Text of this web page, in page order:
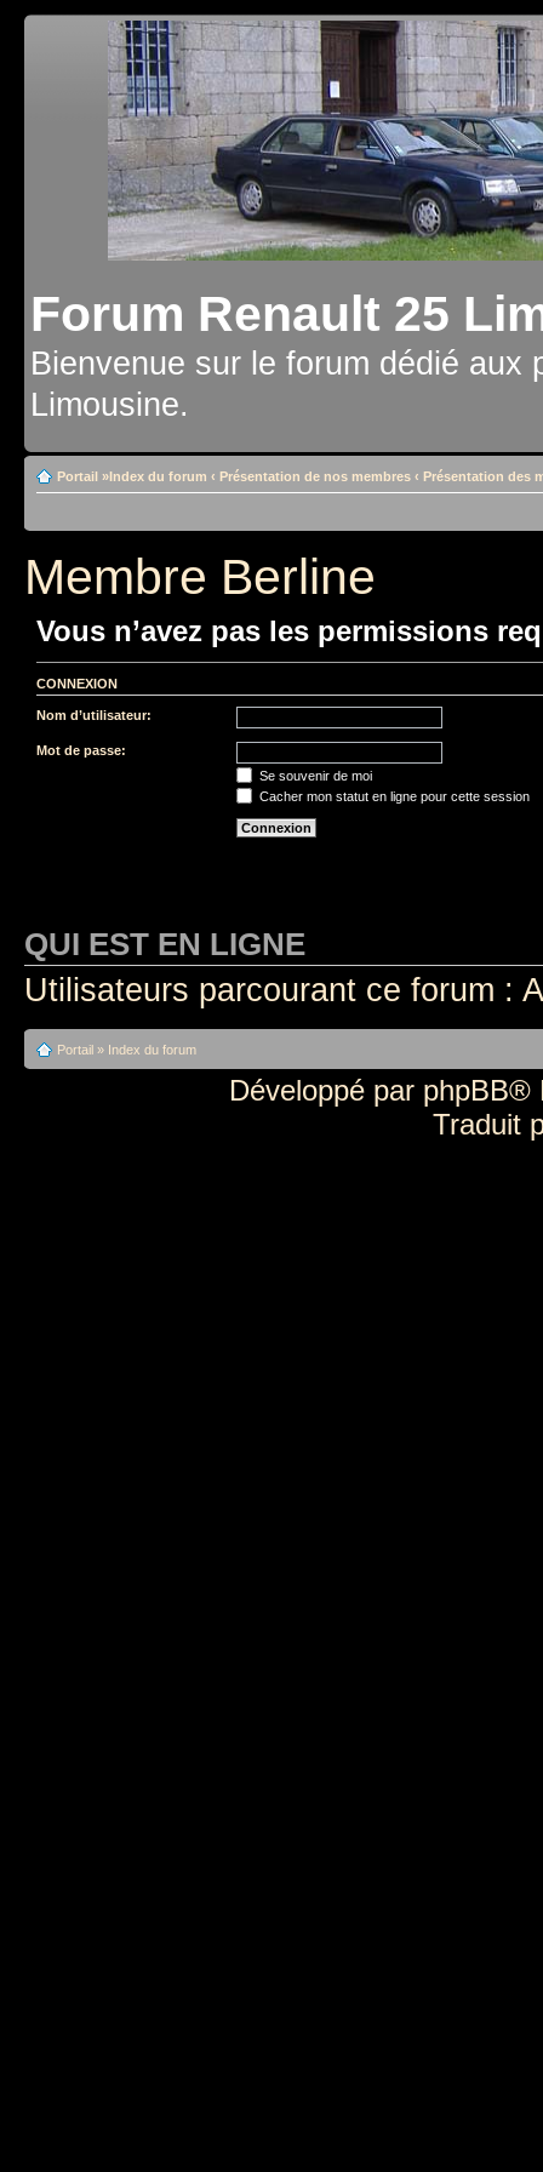
Forum Renault 25
Bienvenue sur le forum dédié aux
Limousine.
Portail »Index du forum ‹ Présentation de nos membres ‹ Présentation des
Membre Berline
Vous n’avez pas les permissions
CONNEXION
Nom d’utilisateur:
Mot de passe:
Se souvenir de moi
Cacher mon statut en ligne pour cette session
QUI EST EN LIGNE
Utilisateurs parcourant ce forum :
Portail » Index du forum
Développé par phpBB®
Traduit